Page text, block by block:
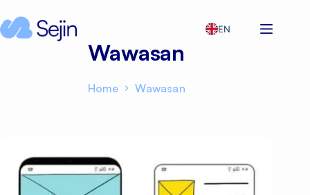
to
content
EN
Wawasan
Home Wawasan